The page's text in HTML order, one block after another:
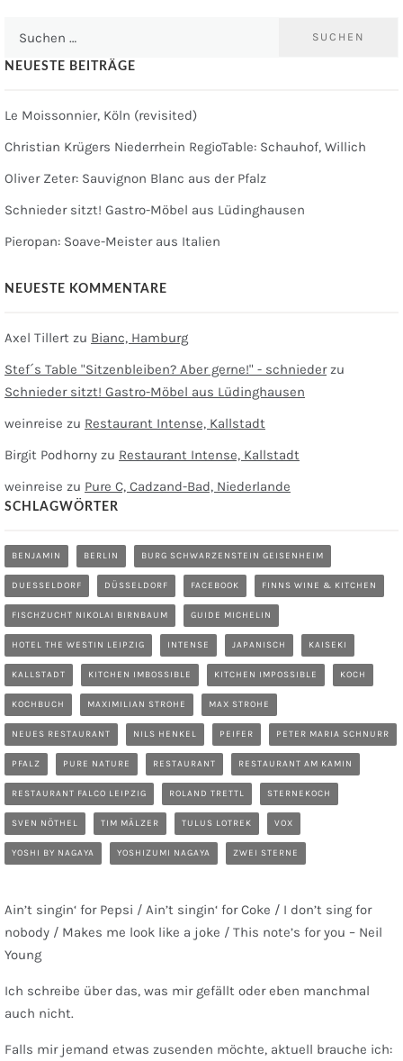
NEUESTE BEITRÄGE
Le Moissonnier, Köln (revisited)
Christian Krügers Niederrhein RegioTable: Schauhof, Willich
Oliver Zeter: Sauvignon Blanc aus der Pfalz
Schnieder sitzt! Gastro-Möbel aus Lüdinghausen
Pieropan: Soave-Meister aus Italien
NEUESTE KOMMENTARE
Axel Tillert zu Bianc, Hamburg
Stef´s Table "Sitzenbleiben? Aber gerne!" - schniederzu
Schnieder sitzt! Gastro-Möbel aus Lüdinghausen
weinreise zu Restaurant Intense, Kallstadt
Birgit Podhorny zu Restaurant Intense, Kallstadt
weinreise zu Pure C, Cadzand-Bad, Niederlande
SCHLAGWÖRTER
BENJAMIN BERLIN BURG SCHWARZENSTEIN GEISENHEIM
DUESSELDORF DÜSSELDORF FACEBOOK FINNS WINE & KITCHEN
FISCHZUCHT NIKOLAI BIRNBAUM GUIDE MICHELIN
HOTEL THE WESTIN LEIPZIG INTENSE JAPANISCH KAISEKI
KALLSTADT KITCHEN IMBOSSIBLE KITCHEN IMPOSSIBLE KOCH
KOCHBUCH MAXIMILIAN STROHE MAX STROHE
NEUES RESTAURANT NILS HENKEL PEIFER PETER MARIA SCHNURR
PFALZ PURE NATURE RESTAURANT RESTAURANT AM KAMIN
RESTAURANT FALCO LEIPZIG ROLAND TRETTL STERNEKOCH
SVEN NÖTHEL TIM MÄLZER TULUS LOTREK VOX
YOSHI BY NAGAYA YOSHIZUMI NAGAYA ZWEI STERNE
Ain’t singin‘ for Pepsi / Ain’t singin‘ for Coke / I don’t sing for
nobody / Makes me look like a joke / This note’s for you – Neil
Young
Ich schreibe über das, was mir gefällt oder eben manchmal
auch nicht.
Falls mir jemand etwas zusenden möchte, aktuell brauche ich: